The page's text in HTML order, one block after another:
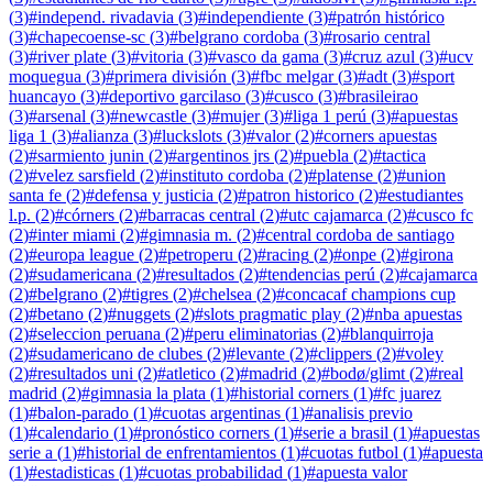
(3)#independ. rivadavia (3)#independiente (3)#patrón histórico
(3)#chapecoense-sc (3)#belgrano cordoba (3)#rosario central
(3)#river plate (3)#vitoria (3)#vasco da gama (3)#cruz azul (3)#ucv
moquegua (3)#primera división (3)#fbc melgar(3)#adt (3)#sport
huancayo (3)#deportivo garcilaso (3)#cusco (3)#brasileirao
(3)#arsenal (3)#newcastle (3)#mujer(3)#liga 1 perú (3)#apuestas
liga 1 (3)#alianza (3)#luckslots (3)#valor(2)#corners apuestas
(2)#sarmiento junin (2)#argentinos jrs (2)#puebla (2)#tactica
(2)#velez sarsfield (2)#instituto cordoba (2)#platense (2)#union
santa fe (2)#defensa y justicia (2)#patron historico (2)#estudiantes
l.p. (2)#córners (2)#barracas central (2)#utc cajamarca (2)#cusco fc
(2)#inter miami (2)#gimnasia m. (2)#central cordoba de santiago
(2)#europa league (2)#petroperu (2)#racing (2)#onpe (2)#girona
(2)#sudamericana (2)#resultados (2)#tendencias perú (2)#cajamarca
(2)#belgrano (2)#tigres (2)#chelsea (2)#concacaf champions cup
(2)#betano (2)#nuggets (2)#slots pragmatic play (2)#nba apuestas
(2)#seleccion peruana (2)#peru eliminatorias (2)#blanquirroja
(2)#sudamericano de clubes (2)#levante (2)#clippers (2)#voley
(2)#resultados uni (2)#atletico (2)#madrid (2)#bodø/glimt (2)#real
madrid (2)#gimnasia la plata (1)#historial corners (1)#fc juarez
(1)#balon-parado (1)#cuotas argentinas (1)#analisis previo
(1)#calendario (1)#pronóstico corners (1)#serie a brasil (1)#apuestas
serie a (1)#historial de enfrentamientos (1)#cuotas futbol (1)#apuesta
(1)#estadisticas (1)#cuotas probabilidad (1)#apuesta valor